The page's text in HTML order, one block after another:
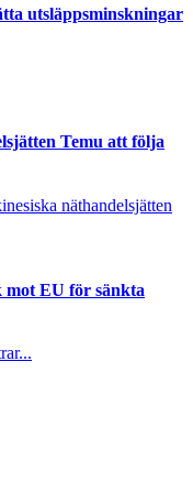
utsläppsminskningar
Temu att följa
näthandelsjätten
mot EU för sänkta